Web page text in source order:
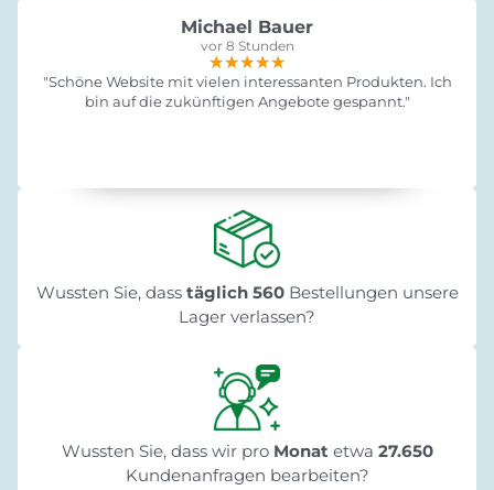
Michael Bauer
vor 8 Stunden
★★★★★
★★★★★
★★★★★
"Schöne Website mit vielen interessanten Produkten. Ich
bin auf die zukünftigen Angebote gespannt."
Wussten Sie, dass täglich 560Bestellungen unsere
Lager verlassen?
Wussten Sie, dass wir pro Monat etwa 27.650
Kundenanfragen bearbeiten?